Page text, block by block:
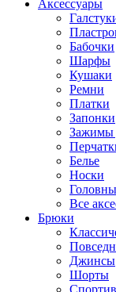
Аксессуары
Бабочки
Шарфы
Кушаки
Ремни
Платки
Запонки
Зажимы
Белье
Носки
Все
Брюки
Джинсы
Шорты